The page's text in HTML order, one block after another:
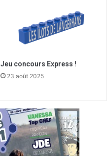
Jeu concours Express !
23 août 2025